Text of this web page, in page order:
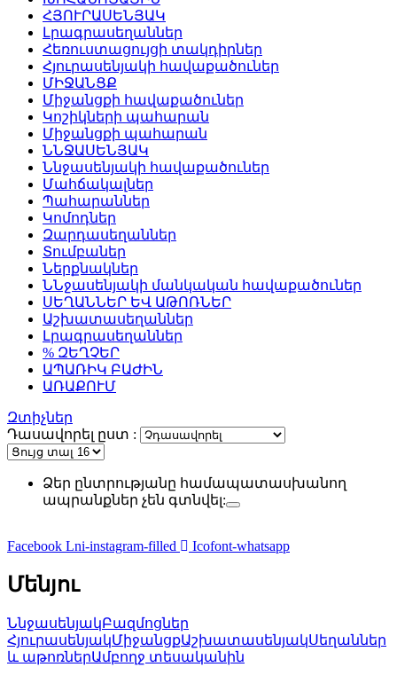
ՀՅՈՒՐԱՍԵՆՅԱԿ
Լրագրասեղաններ
Հեռուստացույցի տակդիրներ
Հյուրասենյակի հավաքածուներ
ՄԻՋԱՆՑՔ
Միջանցքի հավաքածուներ
Կոշիկների պահարան
Միջանցքի պահարան
ՆՆՋԱՍԵՆՅԱԿ
Ննջասենյակի հավաքածուներ
Մահճակալներ
Պահարաններ
Կոմոդներ
Զարդասեղաններ
Տումբաներ
Ներքնակներ
ՆՆջասենյակի մանկական հավաքածուներ
ՍԵՂԱՆՆԵՐ ԵՎ ԱԹՈՌՆԵՐ
Աշխատասեղաններ
Լրագրասեղաններ
% ԶԵՂՉԵՐ
ԱՊԱՌԻԿ ԲԱԺԻՆ
ԱՌԱՔՈՒՄ
Զտիչներ
Դասավորել ըստ :
Ձեր ընտրությանը համապատասխանող
ապրանքներ չեն գտնվել:
Facebook Lni-instagram-filled Icofont-whatsapp
Մենյու
ՆնջասենյակԲազմոցներ
ՀյուրասենյակՄիջանցքԱշխատասենյակՍեղաններ
և աթոռներԱմբողջ տեսականին